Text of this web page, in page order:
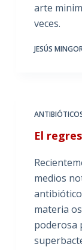
arte
veces.
JESÚS
El
medios
materia
poderosa